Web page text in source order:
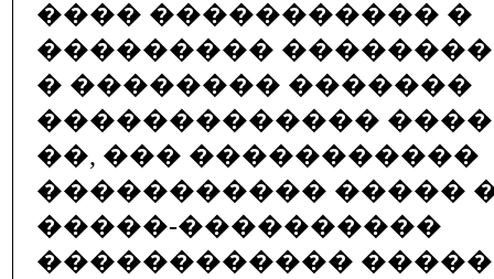
���� ����������� �
���������
� �������� �������
�������������
��, ��� �����������
����������� �����
�����-����������
������������